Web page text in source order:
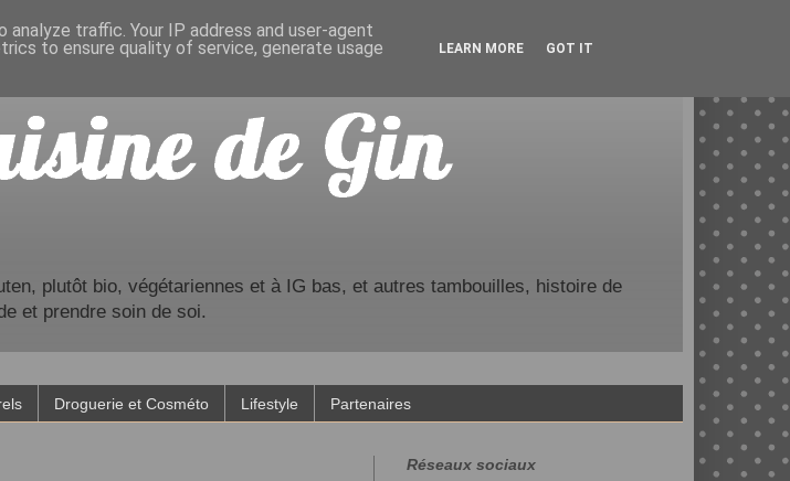
plutôt bio, végétariennes et à IG bas, et autres tambouilles, histoire de
et prendre soin de soi.
Droguerie et Cosméto Lifestyle Partenaires
Réseaux sociaux
traffic. Your IP address and user-agent
to ensure quality of service, generate usage
LEARN MORE GOT IT